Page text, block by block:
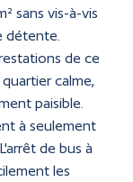
sans vis-à-vis
détente.
de ce
calme,
paisible.
à seulement
de bus à
les